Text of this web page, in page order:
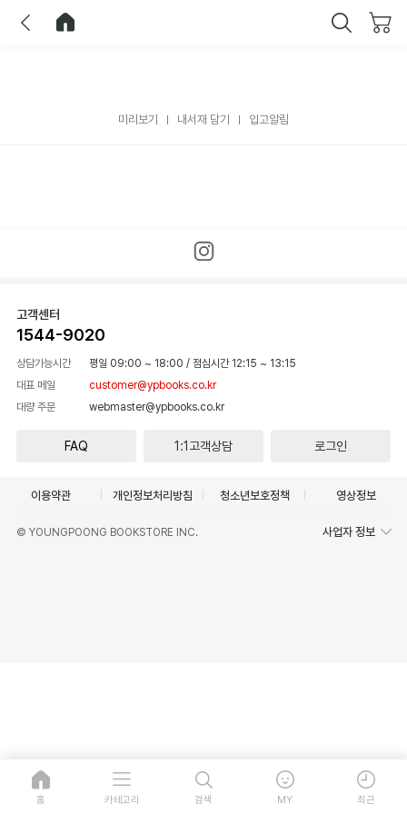
미리보기 내서재 담기 입고알림
고객센터
1544-9020
상담가능시간 평일 09:00 ~ 18:00 / 점심시간 12:15 ~ 13:15
대표 메일
customer@ypbooks.co.kr
대량 주문
webmaster@ypbooks.co.kr
FAQ 1:1고객상담 로그인
이용약관 개인정보처리방침 청소년보호정책 영상정보
© YOUNGPOONG BOOKSTORE INC. 사업자 정보
홈 카테고리 검색 MY 최근